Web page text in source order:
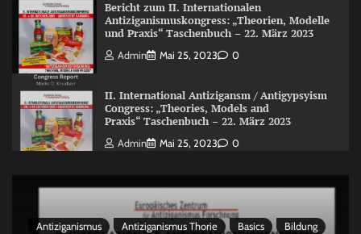
Bericht zum II. Internationalen
Antiziganismuskongress: „Theorien, Modelle
und Praxis“ Taschenbuch – 22. März 2023
Admin Mai 25, 2023 0
II. International Antizigansm / Antigypsyism
Congress: „Theories, Models and
Praxis“ Taschenbuch – 22. März 2023
Admin Mai 25, 2023 0
Antiziganismus Antiziganismus Thorie Basics
Bildung